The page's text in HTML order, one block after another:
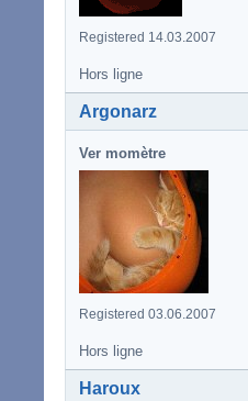
Registered 14.03.2007
Hors ligne
Argonarz
Ver momètre
Registered 03.06.2007
Hors ligne
Haroux